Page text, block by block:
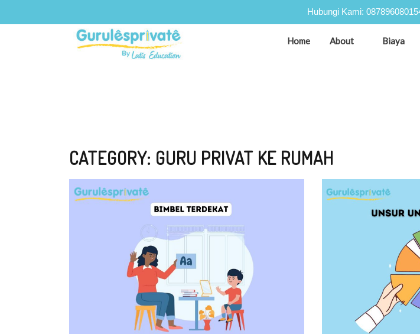
Hubungi Kami:
Home About Biaya
CATEGORY: GURU PRIVAT KE RUMAH